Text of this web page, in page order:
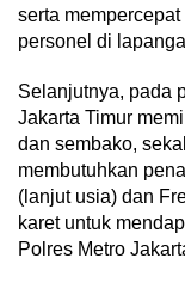
serta
personel di
Selanjutnya, pada
Jakarta Timur
dan sembako,
membutuhkan
(lanjut usia) dan
karet untuk
Polres Metro